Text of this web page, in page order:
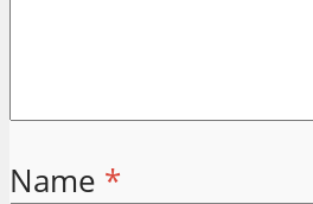
Name *